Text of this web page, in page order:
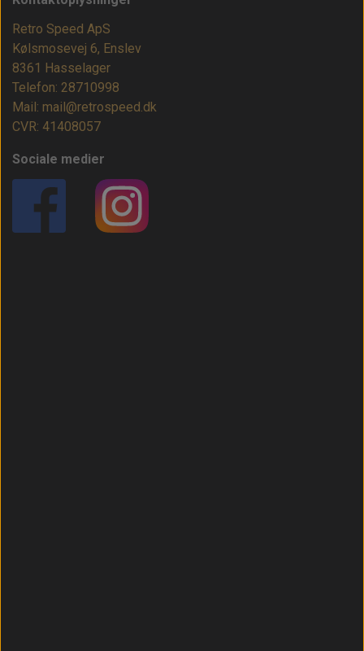
Retro Speed ApS
Kølsmosevej 6, Enslev
8361 Hasselager
Telefon: 28710998
Mail: mail@retrospeed.dk
CVR: 41408057
Sociale medier